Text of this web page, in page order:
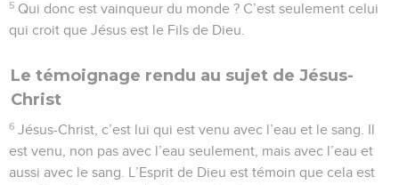
5 Qui donc est vainqueur du monde ? C’est seulement celui
qui croit que Jésus est le Fils de Dieu.
Le témoignage rendu au sujet de Jésus-
Christ
6 Jésus-Christ, c’est lui qui est venu avec l’eau et le sang. Il
est venu, non pas avec l’eau seulement, mais avec l’eau et
aussi avec le sang. L’Esprit de Dieu est témoin que cela est